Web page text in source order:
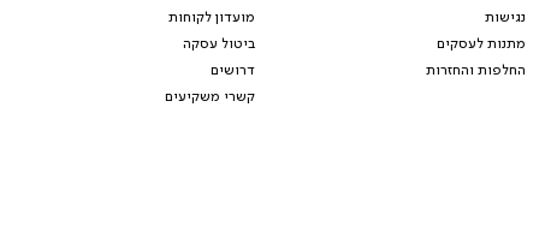
נגישות
מתנות לעסקים
החלפות והחזרות
מועדון לקוחות
ביטול עסקה
דרושים
קשרי משקיעים